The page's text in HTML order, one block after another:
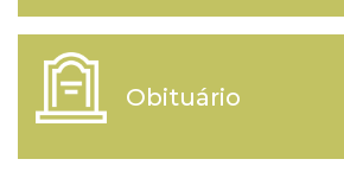
Obituário